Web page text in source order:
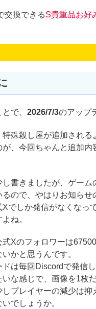
換できるS貴重品お好
で、 2026/7/3のアップ
殊殺し屋が追加される
が、今回ちゃんと追加
書きましたが、ゲーム
るので、やはりお知らせ
でしか発信がなくなっ
ね。
Xのフォロワーは
かと思うんです。
は毎回Discordで発信
いな感じで、画像を1枚
しプレイヤーの減少は
でしょうか。